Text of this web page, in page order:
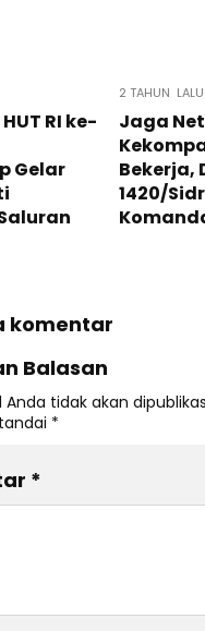
RI ke-
Gelar
2 TAHUN LALU
Jaga
Bekerja,
1420/
komentar
Balasan
tidak akan
*
*